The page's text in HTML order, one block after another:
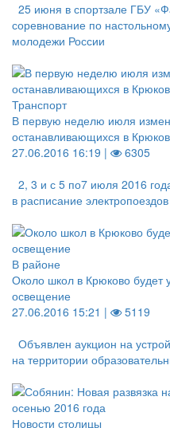
25 июня в спортзале ГБУ
соревнование по
молодежи России
Транспорт
В первую неделю июля
останавливающихся в
27.06.2016 16:19 |
6305
2, 3 и с 5 по7 июля 2016
в расписание
В районе
Около школ в Крюково будет
освещение
27.06.2016 15:21 |
5119
Объявлен аукцион на
на территории
Новости столицы